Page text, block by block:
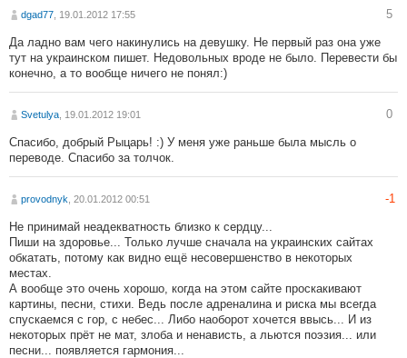
dgad77 , 19.01.2012 17:55 5
Да ладно вам чего накинулись на девушку. Не первый раз она уже
тут на украинском пишет. Недовольных вроде не было. Перевести бы
конечно, а то вообще ничего не понял:)
Svetulya , 19.01.2012 19:01 0
Спасибо, добрый Рыцарь! :) У меня уже раньше была мысль о
переводе. Спасибо за толчок.
provodnyk , 20.01.2012 00:51 -1
Не принимай неадекватность близко к сердцу...
Пиши на здоровье... Только лучше сначала на украинских сайтах
обкатать, потому как видно ещё несовершенство в некоторых
местах.
А вообще это очень хорошо, когда на этом сайте проскакивают
картины, песни, стихи. Ведь после адреналина и риска мы всегда
спускаемся с гор, с небес... Либо наоборот хочется ввысь... И из
некоторых прёт не мат, злоба и ненависть, а льются поэзия... или
песни... появляется гармония...